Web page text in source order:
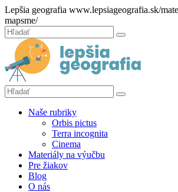
Hore
Lepšia geografia www.lepsiageografia.sk/
mapsme/
Zatvoriť
Hľadať:
Hľadať
Hľadať:
Hľadať
Naše rubriky
Orbis pictus
Terra incognita
Cinema
Materiály na výučbu
Pre žiakov
Blog
O nás